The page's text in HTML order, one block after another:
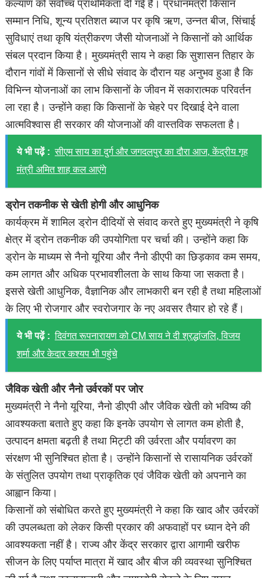
कल्याण को सर्वोच्च प्राथमिकता दी गई है। प्रधानमंत्री किसान
सम्मान निधि, शून्य प्रतिशत ब्याज पर कृषि ऋण, उन्नत बीज, सिंचाई
सुविधाएं तथा कृषि यंत्रीकरण जैसी योजनाओं ने किसानों को आर्थिक
संबल प्रदान किया है। मुख्यमंत्री साय ने कहा कि सुशासन तिहार के
दौरान गांवों में किसानों से सीधे संवाद के दौरान यह अनुभव हुआ है कि
विभिन्न योजनाओं का लाभ किसानों के जीवन में सकारात्मक परिवर्तन
ला रहा है। उन्होंने कहा कि किसानों के चेहरे पर दिखाई देने वाला
आत्मविश्वास ही सरकार की योजनाओं की वास्तविक सफलता है।
ये भी पढ़ें : सीएम साय का दुर्ग और जगदलपुर का दौरा आज, केंद्रीय गृह
मंत्री अमित शाह कल आएंगे
ड्रोन तकनीक से खेती होगी और आधुनिक
कार्यक्रम में शामिल ड्रोन दीदियों से संवाद करते हुए मुख्यमंत्री ने कृषि
क्षेत्र में ड्रोन तकनीक की उपयोगिता पर चर्चा की। उन्होंने कहा कि
ड्रोन के माध्यम से नैनो यूरिया और नैनो डीएपी का छिड़काव कम समय,
कम लागत और अधिक प्रभावशीलता के साथ किया जा सकता है।
इससे खेती आधुनिक, वैज्ञानिक और लाभकारी बन रही है तथा महिलाओं
के लिए भी रोजगार और स्वरोजगार के नए अवसर तैयार हो रहे हैं।
ये भी पढ़ें : दिवंगत रूपनारायण को CM साय ने दी श्रद्धांजलि, विजय
शर्मा और केदार कश्यप भी पहुंचे
जैविक खेती और नैनो उर्वरकों पर जोर
मुख्यमंत्री ने नैनो यूरिया, नैनो डीएपी और जैविक खेती को भविष्य की
आवश्यकता बताते हुए कहा कि इनके उपयोग से लागत कम होती है,
उत्पादन क्षमता बढ़ती है तथा मिट्टी की उर्वरता और पर्यावरण का
संरक्षण भी सुनिश्चित होता है। उन्होंने किसानों से रासायनिक उर्वरकों
के संतुलित उपयोग तथा प्राकृतिक एवं जैविक खेती को अपनाने का
आह्वान किया।
किसानों को संबोधित करते हुए मुख्यमंत्री ने कहा कि खाद और उर्वरकों
की उपलब्धता को लेकर किसी प्रकार की अफवाहों पर ध्यान देने की
आवश्यकता नहीं है। राज्य और केंद्र सरकार द्वारा आगामी खरीफ
सीजन के लिए पर्याप्त मात्रा में खाद और बीज की व्यवस्था सुनिश्चित